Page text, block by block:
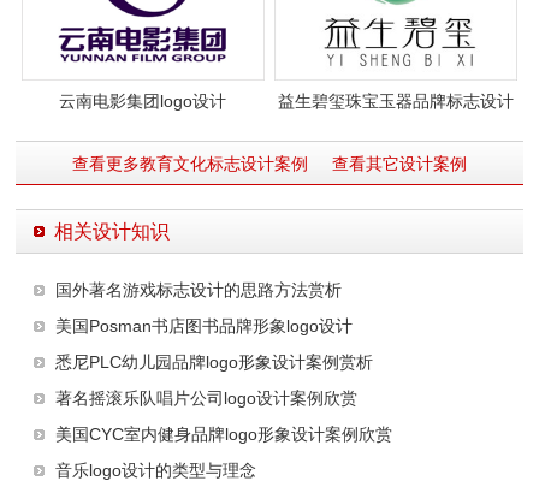
云南电影集团logo设计
益生碧玺珠宝玉器品牌标志设计
查看更多教育文化标志设计案例
查看其它设计案例
相关设计知识
国外著名游戏标志设计的思路方法赏析
美国Posman书店图书品牌形象logo设计
悉尼PLC幼儿园品牌logo形象设计案例赏析
著名摇滚乐队唱片公司logo设计案例欣赏
美国CYC室内健身品牌logo形象设计案例欣赏
音乐logo设计的类型与理念